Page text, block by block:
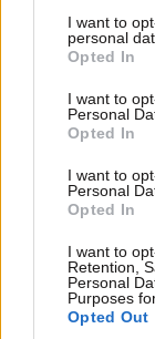
not limited to
grant or deny
use your data
consent section.
I want to
personal
Opted In
I want to
Personal
Opted In
I want to
Personal
Opted In
I want to
Retention,
Personal
Purposes
Opted Out
πολύπλευρο
εντοπισμό
Ορίζοντα, έως
κόσμου που
προστιθέμενη
ότι δεν
Επεσήμανε ότι
μητρώων με
επιμερισμό
σημείωσε: «με
πληροφορίες